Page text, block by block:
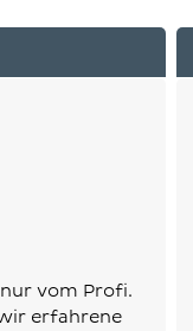
vom Profi.
erfahrene